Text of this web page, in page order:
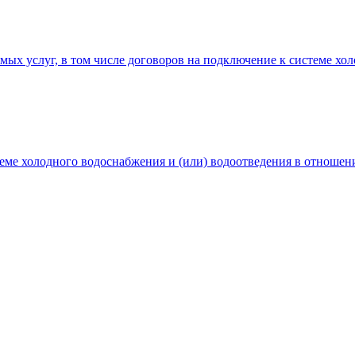
услуг, в том числе договоров на подключение к системе
холодного водоснабжения и (или) водоотведения в